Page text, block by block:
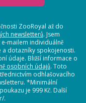
ZooRoyal až do
newsletterů. Jsem
mailem individuálně
a dotazníky spokojenosti.
údaje. Bližší informace o
osobních údajů. Toto
odhlašovacího
*Minimální
je 999 Kč. Další
.